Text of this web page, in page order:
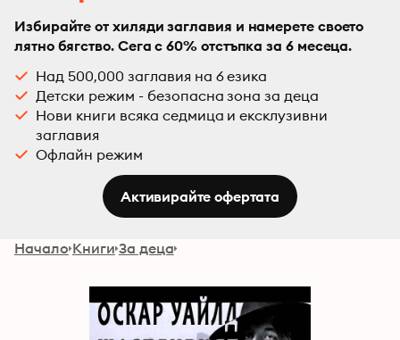
Избирайте от хиляди заглавия и намерете своето
лятно бягство. Сега с 60% отстъпка за 6 месеца.
Над 500,000 заглавия на 6 езика
Детски режим - безопасна зона за деца
Нови книги всяка седмица и ексклузивни
заглавия
Офлайн режим
Активирайте офертата
Начало Книги За деца